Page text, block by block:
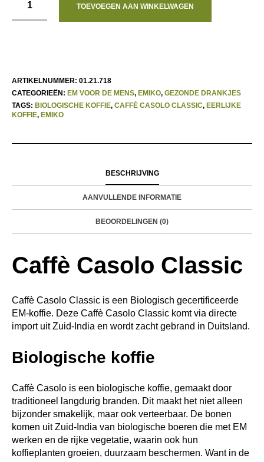
TOEVOEGEN AAN WINKELWAGEN
ARTIKELNUMMER: 01.21.718
CATEGORIEËN: EM VOOR DE MENS, EMIKO, GEZONDE DRANKJES
TAGS: BIOLOGISCHE KOFFIE, CAFFÈ CASOLO CLASSIC, EERLIJKE
KOFFIE, EMIKO
BESCHRIJVING
AANVULLENDE INFORMATIE
BEOORDELINGEN (0)
Caffè Casolo Classic
Caffè Casolo Classic is een Biologisch gecertificeerde
EM-koffie. Deze Caffè Casolo Classic komt via directe
import uit Zuid-India en wordt zacht gebrand in Duitsland.
Biologische koffie
Caffè Casolo is een biologische koffie, gemaakt door
traditioneel langdurig branden. Dit maakt het niet alleen
bijzonder smakelijk, maar ook verteerbaar. De bonen
komen uit Zuid-India van biologische boeren die met EM
werken en de rijke vegetatie, waarin ook hun
koffieplanten groeien, duurzaam beschermen. Want in de